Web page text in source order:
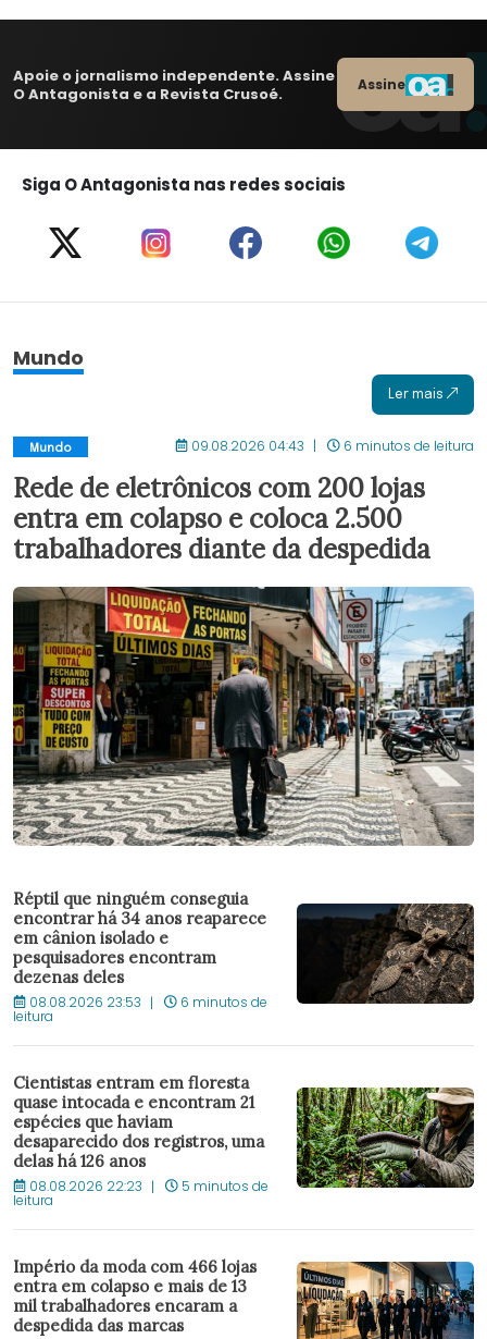
Apoie o jornalismo independente. Assine
O Antagonista e a Revista Crusoé.
Assine
Siga O Antagonista nas redes sociais
Mundo
Ler mais
Mundo 09.08.2026 04:43 6 minutos de leitura
Rede de eletrônicos com 200 lojas
entra em colapso e coloca 2.500
trabalhadores diante da despedida
Réptil que ninguém conseguia
encontrar há 34 anos reaparece
em cânion isolado e
pesquisadores encontram
dezenas deles
08.08.2026 23:53 6 minutos de
leitura
Cientistas entram em floresta
quase intocada e encontram 21
espécies que haviam
desaparecido dos registros, uma
delas há 126 anos
08.08.2026 22:23 5 minutos de
leitura
Império da moda com 466 lojas
entra em colapso e mais de 13
mil trabalhadores encaram a
despedida das marcas